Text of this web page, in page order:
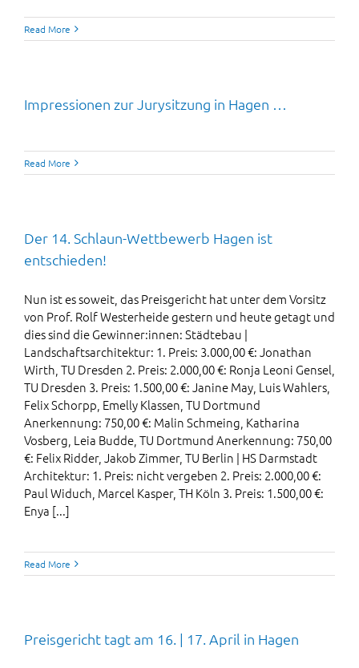
Read More
Impressionen zur Jurysitzung in Hagen …
Read More
Der 14. Schlaun-Wettbewerb Hagen ist
entschieden!
Nun ist es soweit, das Preisgericht hat unter dem Vorsitz
von Prof. Rolf Westerheide gestern und heute getagt und
dies sind die Gewinner:innen: Städtebau |
Landschaftsarchitektur: 1. Preis: 3.000,00 €: Jonathan
Wirth, TU Dresden 2. Preis: 2.000,00 €: Ronja Leoni Gensel,
TU Dresden 3. Preis: 1.500,00 €: Janine May, Luis Wahlers,
Felix Schorpp, Emelly Klassen, TU Dortmund
Anerkennung: 750,00 €: Malin Schmeing, Katharina
Vosberg, Leia Budde, TU Dortmund Anerkennung: 750,00
€: Felix Ridder, Jakob Zimmer, TU Berlin | HS Darmstadt
Architektur: 1. Preis: nicht vergeben 2. Preis: 2.000,00 €:
Paul Widuch, Marcel Kasper, TH Köln 3. Preis: 1.500,00 €:
Enya [...]
Read More
Preisgericht tagt am 16. | 17. April in Hagen